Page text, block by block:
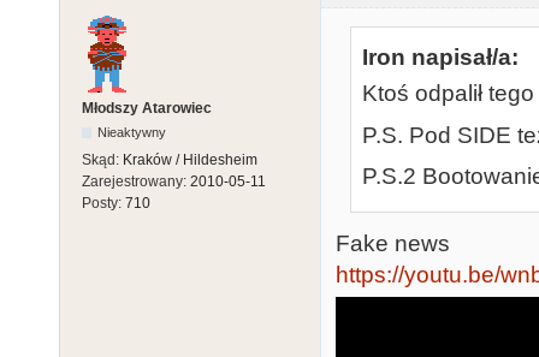
Młodszy Atarowiec
Nieaktywny
Skąd: Kraków / Hildesheim
Zarejestrowany: 2010-05-11
Posty: 710
Iron napisał/a:
Ktoś odpalił
P.S. Pod SIDE
P.S.2
Fake news
https://youtu.be/